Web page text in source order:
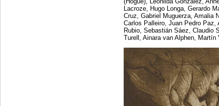
Lacroze, Hugo Longa, Gerardo
Cruz, Gabriel Muguerza, Amalia
Carlos Palleiro, Juan Pedro
Rubio, Sebastián Sáez, Claudio
Turell, Ainara van Alphen,